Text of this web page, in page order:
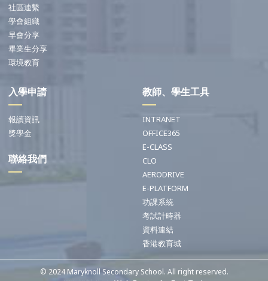
社區連繫
學會組織
早會分享
畢業生分享
環境教育
入學申請
報讀資訊
獎學金
聯絡我們
教師、學生工具
INTRANET
OFFICE365
E-CLASS
CLO
AERODRIVE
E-PLATFORM
功課系統
考試計時器
資料連結
香港教育城
© 2024 Maryknoll Secondary School. All right reserved.